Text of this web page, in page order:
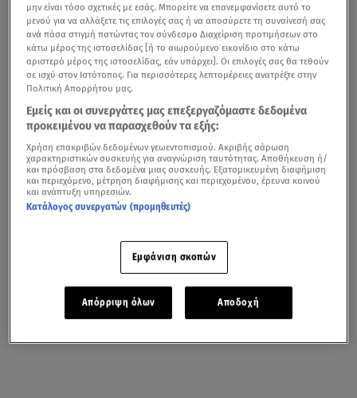
μην είναι τόσο σχετικές με εσάς. Μπορείτε να επανεμφανίσετε αυτό το
μενού για να αλλάξετε τις επιλογές σας ή να αποσύρετε τη συναίνεσή σας
ανά πάσα στιγμή πατώντας τον σύνδεσμο Διαχείριση προτιμήσεων στο
κάτω μέρος της ιστοσελίδας [ή το αιωρούμενο εικονίδιο στο κάτω
αριστερό μέρος της ιστοσελίδας, εάν υπάρχει]. Οι επιλογές σας θα τεθούν
σε ισχύ στον Ιστότοπος. Για περισσότερες λεπτομέρειες ανατρέξτε στην
Πολιτική Απορρήτου μας.
Εμείς και οι συνεργάτες μας επεξεργαζόμαστε δεδομένα
προκειμένου να παρασχεθούν τα εξής:
Χρήση επακριβών δεδομένων γεωεντοπισμού. Ακριβής σάρωση
χαρακτηριστικών συσκευής για αναγνώριση ταυτότητας. Αποθήκευση ή/
και πρόσβαση στα δεδομένα μιας συσκευής. Εξατομικευμένη διαφήμιση
και περιεχόμενο, μέτρηση διαφήμισης και περιεχομένου, έρευνα κοινού
και ανάπτυξη υπηρεσιών.
Κατάλογος συνεργατών (προμηθευτές)
Εμφάνιση σκοπών
Απόρριψη όλων Αποδοχή